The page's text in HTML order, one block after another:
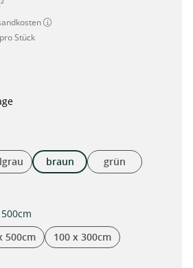
Stück
braun
grün
500cm
100 x 300cm